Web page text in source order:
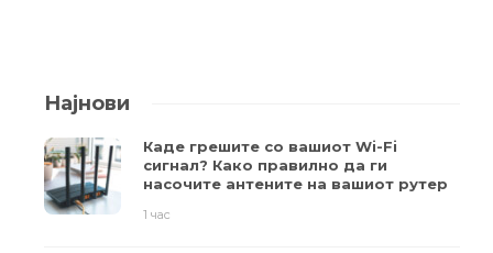
Најнови
Каде грешите со вашиот Wi-Fi
сигнал? Како правилно да ги
насочите антените на вашиот рутер
1 час